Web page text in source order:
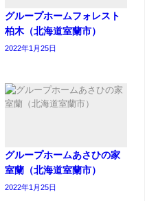
グループホームフォレスト
柏木（北海道室蘭市）
2022年1月25日
グループホームあさひの家
室蘭（北海道室蘭市）
2022年1月25日